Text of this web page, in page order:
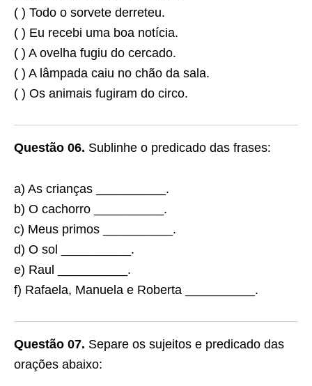
( ) Todo o sorvete derreteu.
( ) Eu recebi uma boa notícia.
( ) A ovelha fugiu do cercado.
( ) A lâmpada caiu no chão da sala.
( ) Os animais fugiram do circo.
Questão 06. Sublinhe o predicado das frases:
a) As crianças __________.
b) O cachorro __________.
c) Meus primos __________.
d) O sol __________.
e) Raul __________.
f) Rafaela, Manuela e Roberta __________.
Questão 07. Separe os sujeitos e predicado das
orações abaixo: